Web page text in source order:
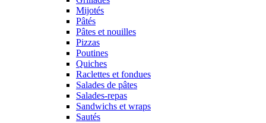
Mijotés
Pâtés
Pâtes et nouilles
Pizzas
Poutines
Quiches
Raclettes et fondues
Salades de pâtes
Salades-repas
Sandwichs et wraps
Sautés